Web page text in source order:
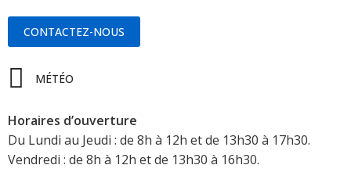
CONTACTEZ-NOUS
MÉTÉO
Horaires d’ouverture
Du Lundi au Jeudi : de 8h à 12h et de 13h30 à 17h30.
Vendredi : de 8h à 12h et de 13h30 à 16h30.